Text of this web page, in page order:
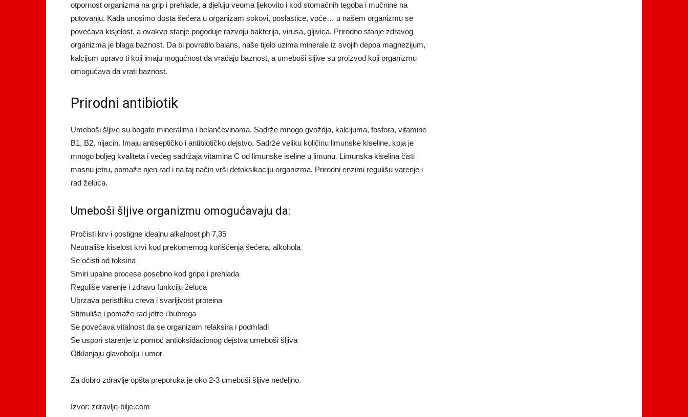
otpornost organizma na grip i prehlade, a djeluju veoma ljekovito i kod stomačnih tegoba i mučnine na
putovanju. Kada unosimo dosta šećera u organizam sokovi, poslastice, voće… u našem organizmu se
povećava kisjelost, a ovakvo stanje pogoduje razvoju bakterija, virusa, gljivica. Prirodno stanje zdravog
organizma je blaga baznost. Da bi povratilo balans, naše tijelo uzima minerale iz svojih depoa magnezijum,
kalcijum upravo ti koji imaju mogućnost da vraćaju baznost, a umeboši šljive su proizvod koji organizmu
omogućava da vrati baznost.
Prirodni antibiotik
Umeboši šljive su bogate mineralima i belančevinama. Sadrže mnogo gvoždja, kalcijuma, fosfora, vitamine
B1, B2, nijacin. Imaju antiseptičko i antibiotičko dejstvo. Sadrže veliku količinu limunske kiseline, koja je
mnogo boljeg kvaliteta i većeg sadržaja vitamina C od limunske iseline u limunu. Limunska kiselina čisti
masnu jetru, pomaže njen rad i na taj način vrši detoksikaciju organizma. Prirodni enzimi regulišu varenje i
rad želuca.
Umeboši šljive organizmu omogućavaju da:
Pročisti krv i postigne idealnu alkalnost ph 7,35
Neutrališe kiselost krvi kod prekomernog korišćenja šećera, alkohola
Se očisti od toksina
Smiri upalne procese posebno kod gripa i prehlada
Reguliše varenje i zdravu funkciju želuca
Ubrzava peristltiku creva i svarljivost proteina
Stimuliše i pomaže rad jetre i bubrega
Se povećava vitalnost da se organizam relaksira i podmladi
Se uspori starenje iz pomoć antioksidacionog dejstva umeboši šljiva
Otklanjaju glavobolju i umor
Za dobro zdravlje opšta preporuka je oko 2-3 umebuši šljive nedeljno.
Izvor: zdravlje-bilje.com